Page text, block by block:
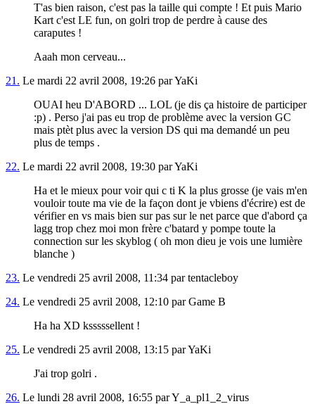
T'as bien raison, c'est pas la taille qui compte ! Et puis Mario
Kart c'est LE fun, on golri trop de perdre à cause des
caraputes !
Aaah mon cerveau...
21. Le mardi 22 avril 2008, 19:26 par YaKi
OUAI heu D'ABORD ... LOL (je dis ça histoire de participer
:p) . Perso j'ai pas eu trop de problème avec la version GC
mais ptèt plus avec la version DS qui ma demandé un peu
plus de temps .
22. Le mardi 22 avril 2008, 19:30 par YaKi
Ha et le mieux pour voir qui c ti K la plus grosse (je vais m'en
vouloir toute ma vie de la façon dont je vbiens d'écrire) est de
vérifier en vs mais bien sur pas sur le net parce que d'abord ça
lagg trop chez moi mon frère c'batard y pompe toute la
connection sur les skyblog ( oh mon dieu je vois une lumière
blanche )
23. Le vendredi 25 avril 2008, 11:34 par tentacleboy
24. Le vendredi 25 avril 2008, 12:10 par Game B
Ha ha XD ksssssellent !
25. Le vendredi 25 avril 2008, 13:15 par YaKi
J'ai trop golri .
26. Le lundi 28 avril 2008, 16:55 par Y_a_pl1_2_virus